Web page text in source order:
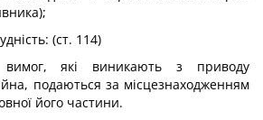
(ст. 114)
які виникають з приводу
подаються за місцезнаходженням
його частини.